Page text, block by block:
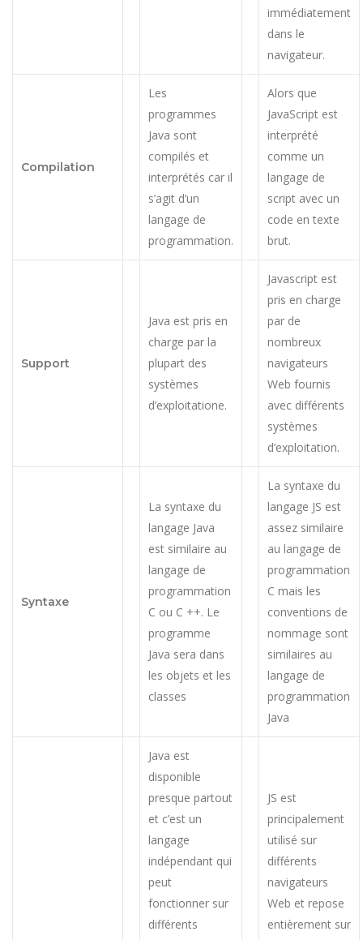
immédiatement
dans le
navigateur.
Compilation
Les
programmes
Java sont
compilés et
interprétés car il
s’agit d’un
langage de
programmation.
Alors que
JavaScript est
interprété
comme un
langage de
script avec un
code en texte
brut.
Support
Java est pris en
charge par la
plupart des
systèmes
d’exploitatione.
Javascript est
pris en charge
par de
nombreux
navigateurs
Web fournis
avec différents
systèmes
d’exploitation.
Syntaxe
La syntaxe du
langage Java
est similaire au
langage de
programmation
C ou C ++. Le
programme
Java sera dans
les objets et les
classes
La syntaxe du
langage JS est
assez similaire
au langage de
programmation
C mais les
conventions de
nommage sont
similaires au
langage de
programmation
Java
Java est
disponible
presque partout
et c’est un
langage
indépendant qui
peut
fonctionner sur
différents
JS est
principalement
utilisé sur
différents
navigateurs
Web et repose
entièrement sur